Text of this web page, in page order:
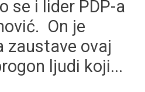
se i lider PDP-a
On je
zaustave ovaj
ljudi koji...